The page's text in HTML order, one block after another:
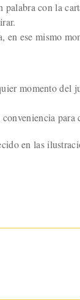
con la
en ese mismo
momento del
para
en las